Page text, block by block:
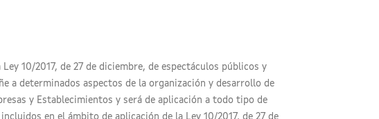
10/2017, de 27 de diciembre, de espectáculos públicos y
a determinados aspectos de la organización y desarrollo de
y Establecimientos y será de aplicación a todo tipo de
en el ámbito de aplicación de la Ley 10/2017, de 27 de